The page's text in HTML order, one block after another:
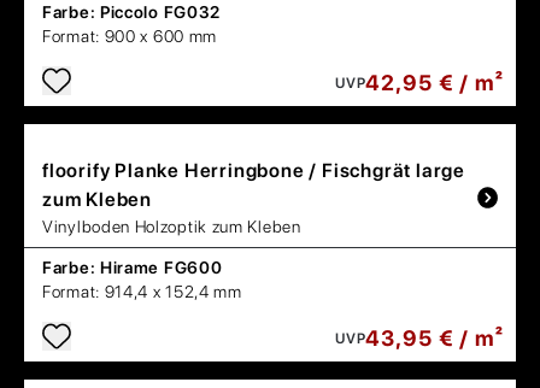
Farbe: Piccolo FG032
Format: 900 x 600 mm
UVP42,95 € / m²
floorify Planke Herringbone / Fischgrät large
zum Kleben
Vinylboden Holzoptik zum Kleben
Farbe: Hirame FG600
Format: 914,4 x 152,4 mm
UVP43,95 € / m²